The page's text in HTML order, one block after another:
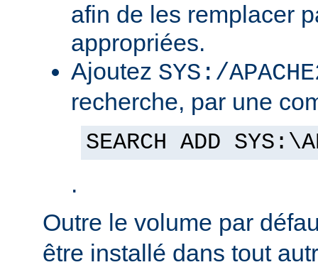
afin de les remplacer
appropriées.
Ajoutez SYS:/
recherche, par une
SEARCH ADD
.
Outre le volume par
être installé dans tout